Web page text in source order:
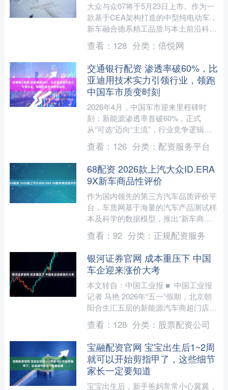
大众与众07将于5月23日上市。作为一
款基于CEA架构打造的中型纯电动车，
新车融合德系精工品质与本土前沿科
技，搭载智驾系统，旨在全面满足中国
消费者用车需求。 这....
查看： 128 分类： 倍悦网
交通银行配资 渗透率破60%，比
亚迪用技术实力引领行业，领跑
中国车市质变时刻
2026年4月，中国车市迎来里程碑时
刻：新能源渗透率首破60%，正式
从“可选”迈向“主流”，行业竞争逻辑从
价格战转向技术与体验的硬核比拼。这
场结构性变革中，比亚....
查看： 126 分类： 配资服务平台
68配资 2026款上汽大众ID.ERA
9X新车商品性评价
作为国内领先的第三方汽车品质评价平
台，车质网基于海量的汽车产品测试样
本及科学的数据模型，推出“新车商品
性评价”栏目。每月针对数款国内上市
两年以内，行驶里程不超过....
查看： 92 分类： 正规配资服务
银河证券官网 成本重压下 中国
车企迎来涨价大考
本文转自：中国工业报 ■ 中国工业报
记者 马艳 2026年“五一”假期，北京朝
阳合生汇五层的新能源汽车商超门店人
头攒动。一位戴着棒球帽的年轻男子挤
到华为门店的....
查看： 128 分类： 股票配资公司
宝融配资官网 宝宝出生后1~2周
就可以开始剪指甲了，这些细节
家长一定要知道
宝宝出生后，新手爸妈常常小心翼翼，